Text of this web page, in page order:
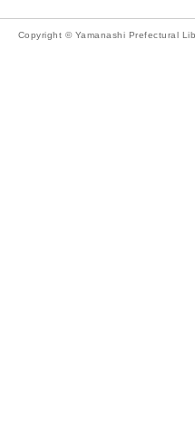
Copyright © Yamanashi Prefectural